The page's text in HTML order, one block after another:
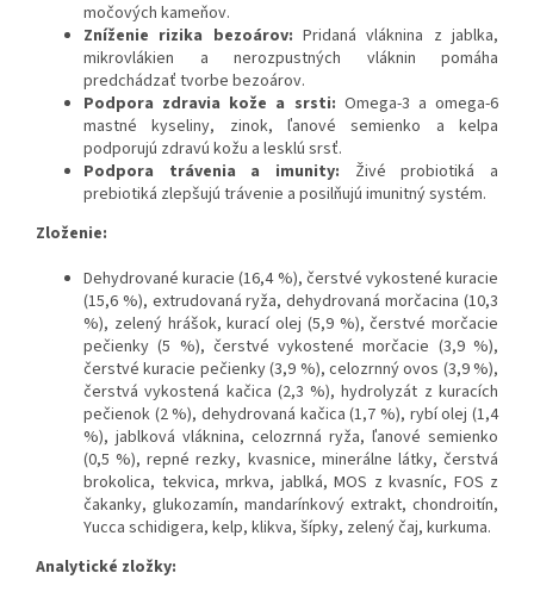
močových kameňov.
Zníženie rizika bezoárov: Pridaná vláknina z jablka,
mikrovlákien a nerozpustných vláknin pomáha
predchádzať tvorbe bezoárov.
Podpora zdravia kože a srsti: Omega-3 a omega-6
mastné kyseliny, zinok, ľanové semienko a kelpa
podporujú zdravú kožu a lesklú srsť.
Podpora trávenia a imunity: Živé probiotiká a
prebiotiká zlepšujú trávenie a posilňujú imunitný systém.
Zloženie:
Dehydrované kuracie (16,4 %), čerstvé vykostené kuracie
(15,6 %), extrudovaná ryža, dehydrovaná morčacina (10,3
%), zelený hrášok, kurací olej (5,9 %), čerstvé morčacie
pečienky (5 %), čerstvé vykostené morčacie (3,9 %),
čerstvé kuracie pečienky (3,9 %), celozrnný ovos (3,9 %),
čerstvá vykostená kačica (2,3 %), hydrolyzát z kuracích
pečienok (2 %), dehydrovaná kačica (1,7 %), rybí olej (1,4
%), jablková vláknina, celozrnná ryža, ľanové semienko
(0,5 %), repné rezky, kvasnice, minerálne látky, čerstvá
brokolica, tekvica, mrkva, jablká, MOS z kvasníc, FOS z
čakanky, glukozamín, mandarínkový extrakt, chondroitín,
Yucca schidigera, kelp, klikva, šípky, zelený čaj, kurkuma.
Analytické zložky: